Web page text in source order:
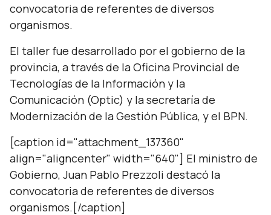
convocatoria de referentes de diversos
organismos.
El taller fue desarrollado por el gobierno de la
provincia, a través de la Oficina Provincial de
Tecnologías de la Información y la
Comunicación (Optic) y la secretaría de
Modernización de la Gestión Pública, y el BPN.
[caption id="attachment_137360"
align="aligncenter" width="640"] El ministro de
Gobierno, Juan Pablo Prezzoli destacó la
convocatoria de referentes de diversos
organismos.[/caption]